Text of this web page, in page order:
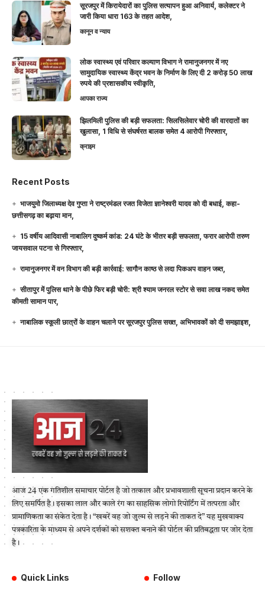
सूरजपुर में किरायेदारों का पुलिस सत्यापन हुआ अनिवार्य, कलेक्टर ने
जारी किया धारा 163 के तहत आदेश,
कानून व न्याय
लोक स्वास्थ्य एवं परिवार कल्याण विभाग ने रामानुजनगर में नए
सामुदायिक स्वास्थ्य केंद्र भवन के निर्माण के लिए दी 2 करोड़ 50 लाख
रुपये की प्रशासकीय स्वीकृति,
आपका राज्य
झिलमिली पुलिस की बड़ी सफलता: सिलसिलेवार चोरी की वारदातों का
खुलासा, 1 विधि से संघर्षरत बालक समेत 4 आरोपी गिरफ्तार,
क्राइम
Recent Posts
भाजयुमो जिलाध्यक्ष देव गुप्ता ने राष्ट्रमंडल रजत विजेता ज्ञानेश्वरी यादव को दी बधाई, कहा-
छत्तीसगढ़ का बढ़ाया मान,
15 वर्षीय आदिवासी नाबालिग दुष्कर्म कांड: 24 घंटे के भीतर बड़ी सफलता, फरार आरोपी तरुण
जायसवाल पटना से गिरफ्तार,
रामानुजनगर में वन विभाग की बड़ी कार्रवाई: सागौन काष्ठ से लदा पिकअप वाहन जब्त,
सीतापुर में पुलिस थाने के पीछे फिर बड़ी चोरी: श्री श्याम जनरल स्टोर से सवा लाख नकद समेत
कीमती सामान पार,
नाबालिक स्कूली छात्रों के वाहन चलाने पर सूरजपुर पुलिस सख्त, अभिभावकों को दी समझाइश,
आज 24 एक गतिशील समाचार पोर्टल है जो तत्काल और प्रभावशाली सूचना प्रदान करने के
लिए समर्पित है। इसका लाल और काले रंग का साहसिक लोगो रिपोर्टिंग में तत्परता और
प्रामाणिकता का संकेत देता है। “खबरें वह जो जुल्म से लड़ने की ताकत दे” यह मुखवाक्य
पत्रकारिता के माध्यम से अपने दर्शकों को सशक्त बनाने की पोर्टल की प्रतिबद्धता पर जोर देता
है।
Quick Links Follow